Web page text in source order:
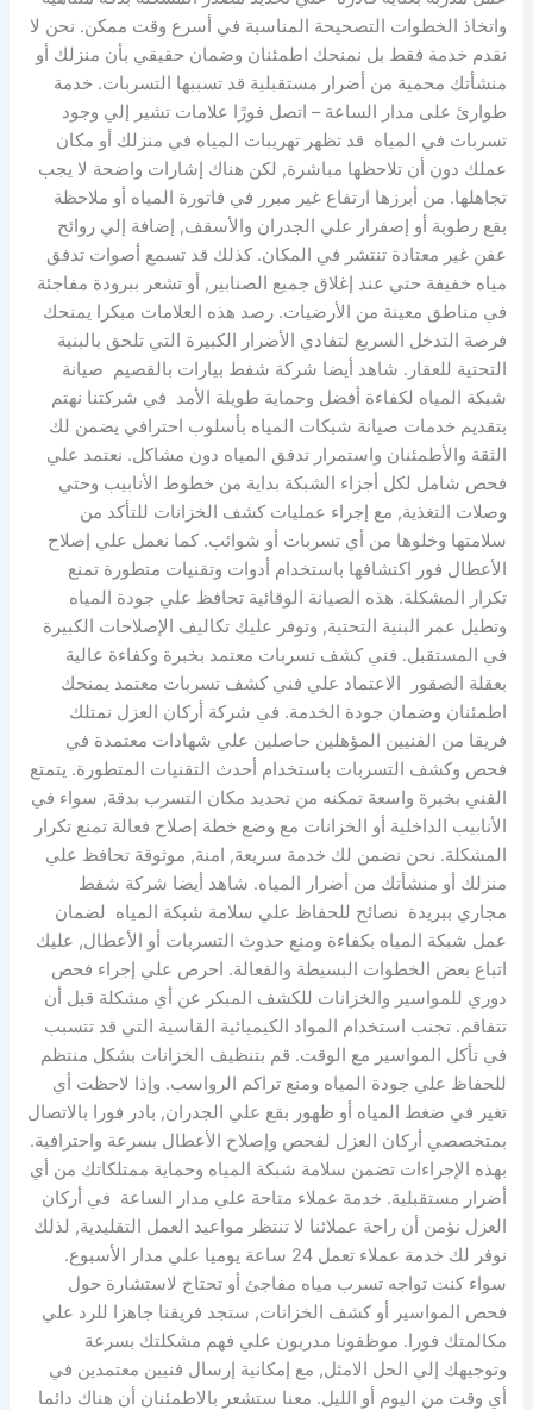
واتخاذ الخطوات التصحيحة المناسبة في أسرع وقت ممكن. نحن لا
نقدم خدمة فقط بل نمنحك اطمئنان وضمان حقيقي بأن منزلك أو
منشأتك محمية من أضرار مستقبلية قد تسببها التسربات. خدمة
طوارئ على مدار الساعة – اتصل فورًا علامات تشير إلي وجود
تسربات في المياه قد تظهر تهريبات المياه في منزلك أو مكان
عملك دون أن تلاحظها مباشرة, لكن هناك إشارات واضحة لا يجب
تجاهلها. من أبرزها ارتفاع غير مبرر في فاتورة المياه أو ملاحظة
بقع رطوبة أو إصفرار علي الجدران والأسقف, إضافة إلي روائح
عفن غير معتادة تنتشر في المكان. كذلك قد تسمع أصوات تدفق
مياه خفيفة حتي عند إغلاق جميع الصنابير, أو تشعر ببرودة مفاجئة
في مناطق معينة من الأرضيات. رصد هذه العلامات مبكرا يمنحك
فرصة التدخل السريع لتفادي الأضرار الكبيرة التي تلحق بالبنية
التحتية للعقار. شاهد أيضا شركة شفط بيارات بالقصيم صيانة
شبكة المياه لكفاءة أفضل وحماية طويلة الأمد في شركتنا نهتم
بتقديم خدمات صيانة شبكات المياه بأسلوب احترافي يضمن لك
الثقة والأطمئنان واستمرار تدفق المياه دون مشاكل. نعتمد علي
فحص شامل لكل أجزاء الشبكة بداية من خطوط الأنابيب وحتي
وصلات التغذية, مع إجراء عمليات كشف الخزانات للتأكد من
سلامتها وخلوها من أي تسربات أو شوائب. كما نعمل علي إصلاح
الأعطال فور اكتشافها باستخدام أدوات وتقنيات متطورة تمنع
تكرار المشكلة. هذه الصيانة الوقائية تحافظ علي جودة المياه
وتطيل عمر البنية التحتية, وتوفر عليك تكاليف الإصلاحات الكبيرة
في المستقبل. فني كشف تسربات معتمد بخبرة وكفاءة عالية
بعقلة الصقور الاعتماد علي فني كشف تسربات معتمد يمنحك
اطمئنان وضمان جودة الخدمة. في شركة أركان العزل نمتلك
فريقا من الفنيين المؤهلين حاصلين علي شهادات معتمدة في
فحص وكشف التسربات باستخدام أحدث التقنيات المتطورة. يتمتع
الفني بخبرة واسعة تمكنه من تحديد مكان التسرب بدقة, سواء في
الأنابيب الداخلية أو الخزانات مع وضع خطة إصلاح فعالة تمنع تكرار
المشكلة. نحن نضمن لك خدمة سريعة, امنة, موثوقة تحافظ علي
منزلك أو منشأتك من أضرار المياه. شاهد أيضا شركة شفط
مجاري ببريدة نصائح للحفاظ علي سلامة شبكة المياه لضمان
عمل شبكة المياه بكفاءة ومنع حدوث التسربات أو الأعطال, عليك
اتباع بعض الخطوات البسيطة والفعالة. احرص علي إجراء فحص
دوري للمواسير والخزانات للكشف المبكر عن أي مشكلة قبل أن
تتفاقم. تجنب استخدام المواد الكيميائية القاسية التي قد تتسبب
في تأكل المواسير مع الوقت. قم بتنظيف الخزانات بشكل منتظم
للحفاظ علي جودة المياه ومنع تراكم الرواسب. وإذا لاحظت أي
تغير في ضغط المياه أو ظهور بقع علي الجدران, بادر فورا بالاتصال
بمتخصصي أركان العزل لفحص وإصلاح الأعطال بسرعة واحترافية.
بهذه الإجراءات تضمن سلامة شبكة المياه وحماية ممتلكاتك من أي
أضرار مستقبلية. خدمة عملاء متاحة علي مدار الساعة في أركان
العزل نؤمن أن راحة عملائنا لا تنتظر مواعيد العمل التقليدية, لذلك
نوفر لك خدمة عملاء تعمل 24 ساعة يوميا علي مدار الأسبوع.
سواء كنت تواجه تسرب مياه مفاجئ أو تحتاج لاستشارة حول
فحص المواسير أو كشف الخزانات, ستجد فريقنا جاهزا للرد علي
مكالمتك فورا. موظفونا مدربون علي فهم مشكلتك بسرعة
وتوجيهك إلي الحل الامثل, مع إمكانية إرسال فنيين معتمدين في
أي وقت من اليوم أو الليل. معنا ستشعر بالاطمئنان أن هناك دائما